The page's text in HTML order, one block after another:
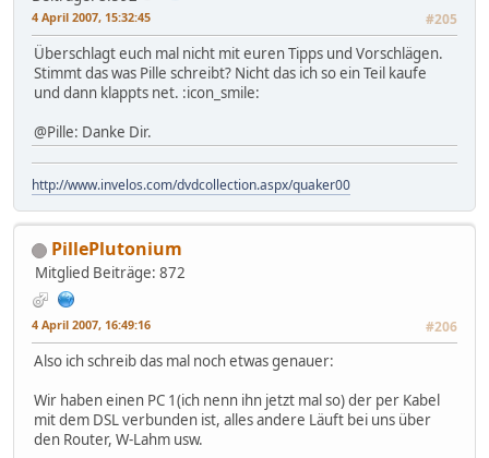
4 April 2007, 15:32:45 #205
Überschlagt euch mal nicht mit euren Tipps und Vorschlägen.
Stimmt das was Pille schreibt? Nicht das ich so ein Teil kaufe
und dann klappts net. :icon_smile:
@Pille: Danke Dir.
http://www.invelos.com/dvdcollection.aspx/quaker00
PillePlutonium
Mitglied Beiträge: 872
4 April 2007, 16:49:16 #206
Also ich schreib das mal noch etwas genauer:
Wir haben einen PC 1(ich nenn ihn jetzt mal so) der per Kabel
mit dem DSL verbunden ist, alles andere Läuft bei uns über
den Router, W-Lahm usw.